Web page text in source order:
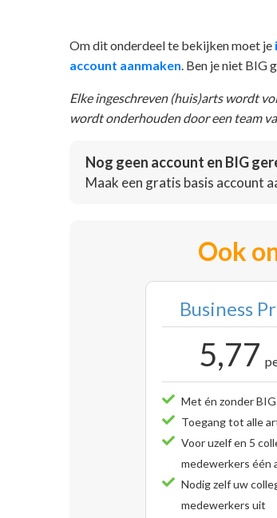
Om dit onderdeel te bekijken moet je
account aanmaken. Ben je niet BIG
Elke ingeschreven (huis)arts wordt
wordt onderhouden door een team
Nog geen account en BIG
Maak een gratis basis account
Ook
Business
5,77
Met én zonder BIG
Toegang tot alle
Voor uzelf en 5
medewerkers één
Nodig zelf uw
medewerkers uit